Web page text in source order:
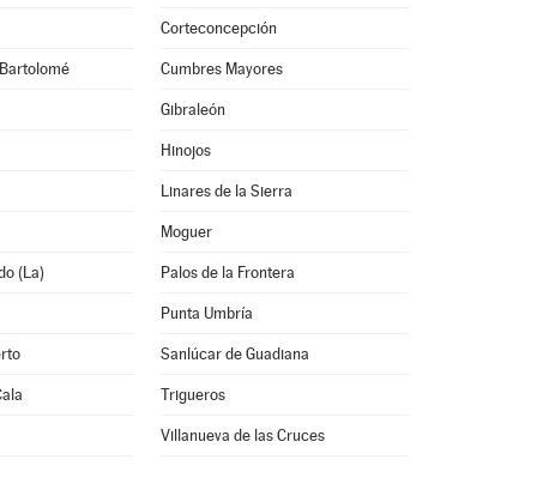
Corteconcepción
Cumbres Mayores
Gibraleón
Hinojos
Linares de la Sierra
Moguer
(La) Palos de la Frontera
Punta Umbría
Sanlúcar de Guadiana
Trigueros
Villanueva de las Cruces